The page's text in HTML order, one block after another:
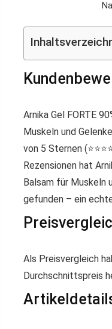
Arnika Gel FORTE
Muskeln und
von 5 Sternen
Rezensionen hat
Balsam für Muskeln
gefunden – ein
Als Preisvergleich
Durchschnittspreis